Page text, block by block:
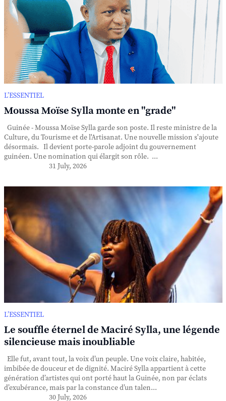
L’ESSENTIEL
Moussa Moïse Sylla monte en "grade"
Guinée - Moussa Moïse Sylla garde son poste. Il reste ministre de la
Culture, du Tourisme et de l'Artisanat. Une nouvelle mission s'ajoute
désormais. Il devient porte-parole adjoint du gouvernement
guinéen. Une nomination qui élargit son rôle. ...
31 July, 2026
L’ESSENTIEL
Le souffle éternel de Maciré Sylla, une légende
silencieuse mais inoubliable
Elle fut, avant tout, la voix d’un peuple. Une voix claire, habitée,
imbibée de douceur et de dignité. Maciré Sylla appartient à cette
génération d’artistes qui ont porté haut la Guinée, non par éclats
d’exubérance, mais par la constance d’un talen...
30 July, 2026